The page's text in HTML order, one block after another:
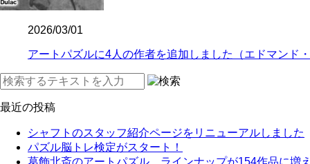
2026/03/01
アートパズルに4人の作者を追加しました（エドマンド・
最近の投稿
シャフトのスタッフ紹介ページをリニューアルしました
パズル脳トレ検定がスタート！
葛飾北斎のアートパズル、ラインナップが154作品に増